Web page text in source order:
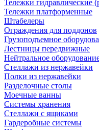
Тележки гидравлические
Тележки платформенные
Штабелеры
Ограждения для поддонов
Грузоподъемное
Лестницы передвижные
Нейтральное
Стеллажи из нержавейки
Полки из нержавейки
Разделочные столы
Моечные ванны
Системы хранения
Стеллажи с ящиками
Гардеробные системы